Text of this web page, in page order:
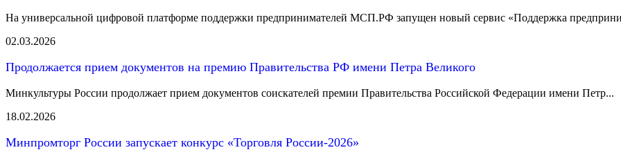
На универсальной цифровой платформе поддержки предпринимателей МСП.РФ запущен новый сервис «Поддержка
02.03.2026
Продолжается прием документов на премию Правительства РФ имени Петра Великого
Минкультуры России продолжает прием документов соискателей премии Правительства Российской Федерации имени Петр...
18.02.2026
Минпромторг России запускает конкурс «Торговля России-2026»